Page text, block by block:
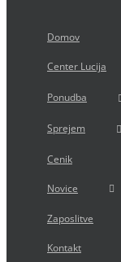
Domov
Center Lucija
Ponudba
Sprejem
Cenik
Novice
Zaposlitve
Kontakt